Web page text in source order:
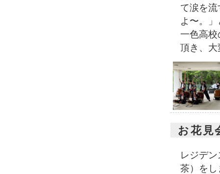
て涙を
よ〜。
一色高
頂き、
お花見
レジデ
茶）を